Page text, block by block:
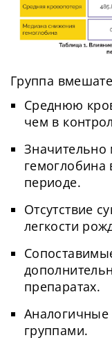
Группа
Среднюю
чем в
периоде.
Отсутствие
легкости
препаратах.
группами.